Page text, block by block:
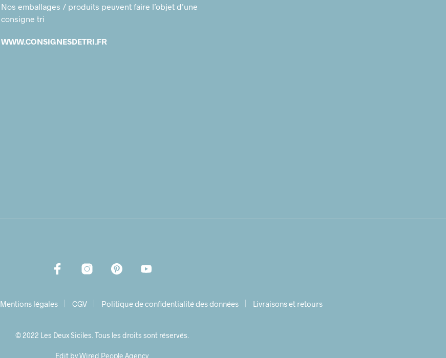
Nos emballages / produits peuvent faire l’objet d’une
consigne tri
WWW.CONSIGNESDETRI.FR
Mentions légales CGV Politique de confidentialité des données Livraisons et retours
© 2022 Les Deux Siciles. Tous les droits sont réservés.
Edit by Wired People Agency